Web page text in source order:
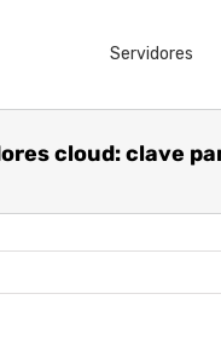
Servidores
cloud: clave